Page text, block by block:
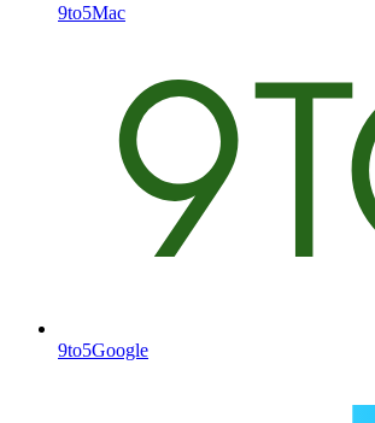
9to5Mac
9to5Google